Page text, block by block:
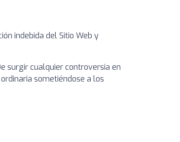
indebida del Sitio Web y
surgir cualquier controversia en
sometiéndose a los